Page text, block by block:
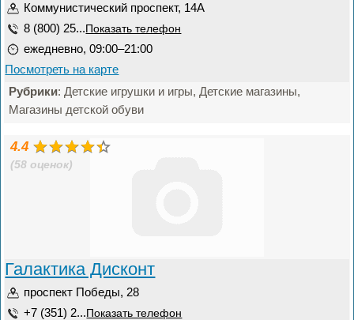
Коммунистический проспект, 14А
8 (800) 25... Показать телефон
ежедневно, 09:00–21:00
Посмотреть на карте
Рубрики: Детские игрушки и игры, Детские магазины,
Магазины детской обуви
4.4
(58 оценок)
Галактика Дисконт
проспект Победы, 28
+7 (351) 2... Показать телефон